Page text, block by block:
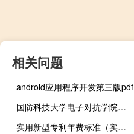
相关问题
android应用程序开发第三版pdf
国防科技大学电子对抗学院在哪里
实用新型专利年费标准（实用新型专利费用标准）